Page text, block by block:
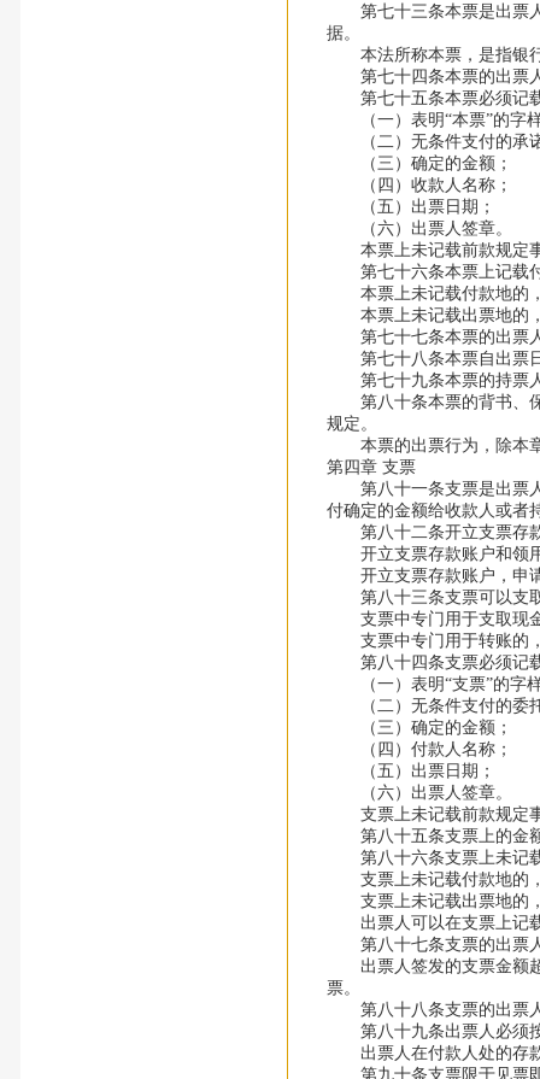
第七十三条本票是出票人
据。
本法所称本票，是指银
第七十四条本票的出票人
第七十五条本票必须记
（一）表明“本票”的字
（二）无条件支付的承
（三）确定的金额；
（四）收款人名称；
（五）出票日期；
（六）出票人签章。
本票上未记载前款规定
第七十六条本票上记载付
本票上未记载付款地的，
本票上未记载出票地的，
第七十七条本票的出票人
第七十八条本票自出票日
第七十九条本票的持票人
第八十条本票的背书、保
规定。
本票的出票行为，除本章
第四章 支票
第八十一条支票是出票人
付确定的金额给收款人或者
第八十二条开立支票存款
开立支票存款账户和领用
开立支票存款账户，申请
第八十三条支票可以支取
支票中专门用于支取现金
支票中专门用于转账的，
第八十四条支票必须记
（一）表明“支票”的字
（二）无条件支付的委
（三）确定的金额；
（四）付款人名称；
（五）出票日期；
（六）出票人签章。
支票上未记载前款规定
第八十五条支票上的金额
第八十六条支票上未记载
支票上未记载付款地的，
支票上未记载出票地的，
出票人可以在支票上记
第八十七条支票的出票人
出票人签发的支票金额超
票。
第八十八条支票的出票人
第八十九条出票人必须按
出票人在付款人处的存款
第九十条支票限于见票即